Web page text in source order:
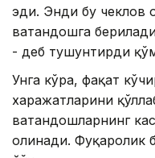
эди. Энди бу чеклов
ватандошга
- деб тушунтирди
Унга кўра, фақат
харажатларини
ватандошларнинг
олинади. Фуқаролик